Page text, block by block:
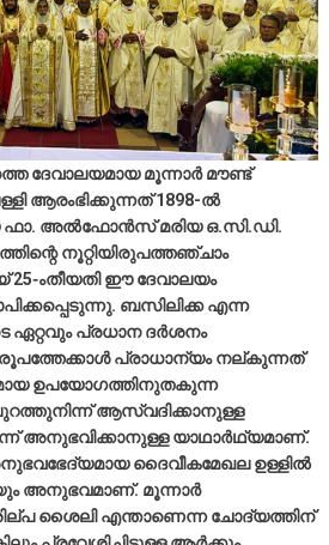
ദേവാലയമായ മൂന്നാര്‍ മൗണ്ട്
ആരംഭിക്കുന്നത് 1898-ല്‍
അല്‍ഫോന്‍സ് മരിയ ഒ.സി.ഡി.
നൂറ്റിയിരുപത്തഞ്ചാം
25-ംതീയതി ഈ ദേവാലയം
ബസിലിക്ക എന്ന
പ്രധാന ദര്‍ശനം
പ്രാധാന്യം നല്കുന്നത്
ഉപയോഗത്തിനുതകുന്ന
ആസ്വദിക്കാനുള്ള
അനുഭവിക്കാനുള്ള യാഥാര്‍ഥ്യമാണ്.
ദൈവീകമേഖല ഉള്ളില്‍
അനുഭവമാണ്. മൂന്നാര്‍
ശൈലി എന്താണെന്ന ചോദ്യത്തിന്